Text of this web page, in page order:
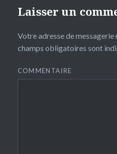
Laisser un
Votre adresse de messagerie
champs obligatoires sont
COMMENTAIRE